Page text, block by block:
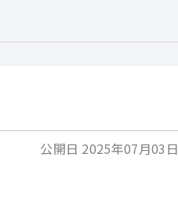
公開日 2025年07月03日